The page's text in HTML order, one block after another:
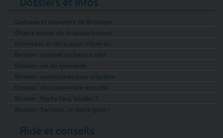
Cadeaux et souvenirs de Bretagne
Objets autour du drapeau breton
Ustensiles et déco pour crêperies
Dossier : caramel au beurre salé
Dossier : sel de Guérande
Dossier : accessoires pour crêpière
Dossier : déco marinière attitude
Dossier : Kig ha Farz, kézako ?
Dossier : Sarrasin, un sacré grain !
Aide et conseils